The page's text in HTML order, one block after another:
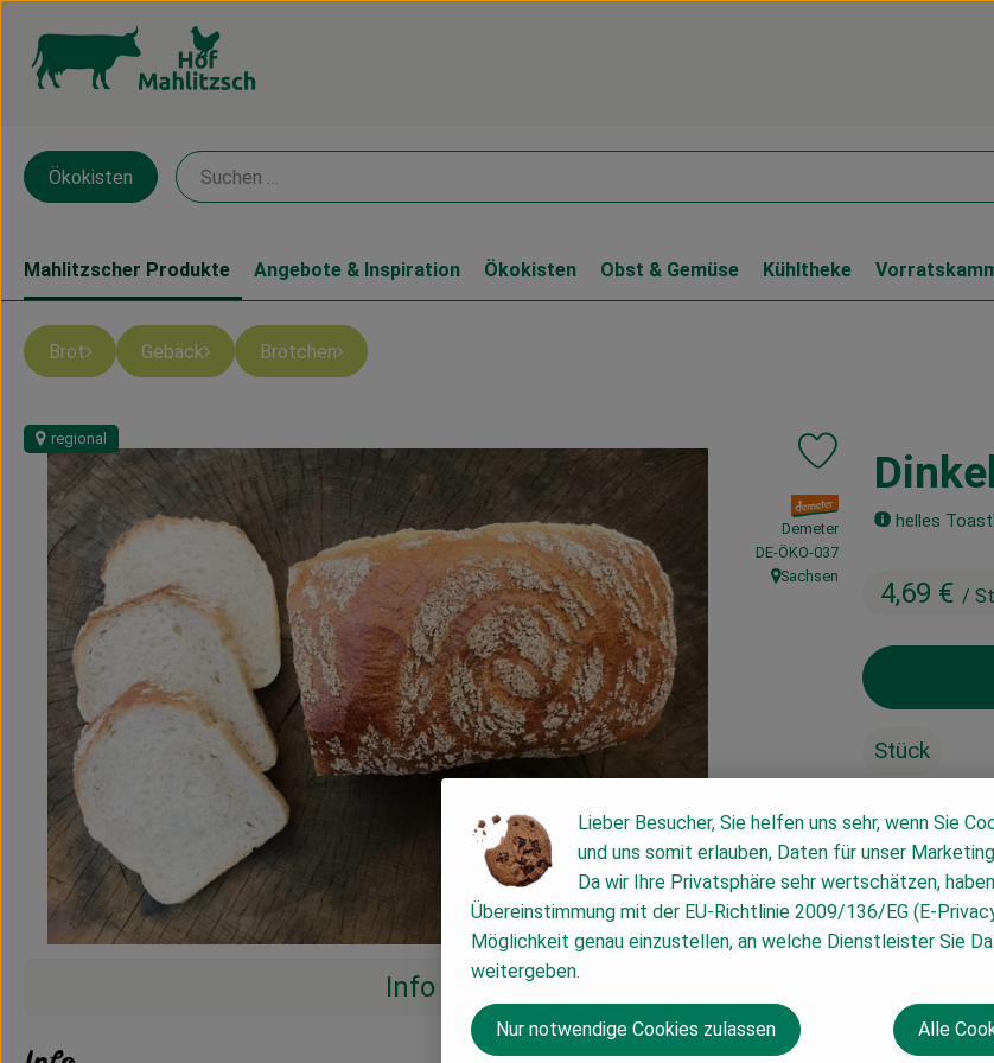
Ökokisten
Mahlitzscher Produkte Angebote & Inspiration Ökokisten Obst & Gemüse Kühltheke
Brot Gebäck Brötchen
helles
4,69 € /
regional
Produkt zu Favouriten
, Verband:
Demeter
, Kontrollstelle:
DE-ÖKO-037
, Herkunft:
Sachsen
Stück
#2609 4,69 €/
Info
Lieber Besucher, Sie helfen uns sehr, wenn Sie
und uns somit erlauben, Daten für unser
Da wir Ihre Privatsphäre sehr wertschätzen,
Übereinstimmung mit der EU-Richtlinie 2009/136/EG (E-
Möglichkeit genau einzustellen, an welche Dienstleister Sie
weitergeben.
Nur notwendige Cookies zulassen Alle